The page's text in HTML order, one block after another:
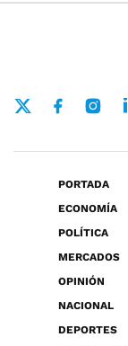
PORTADA
ECONOMÍA
POLÍTICA
MERCADOS
OPINIÓN
NACIONAL
DEPORTES